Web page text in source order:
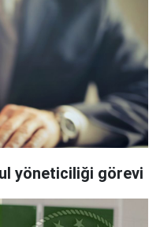
yöneticiliği görevi